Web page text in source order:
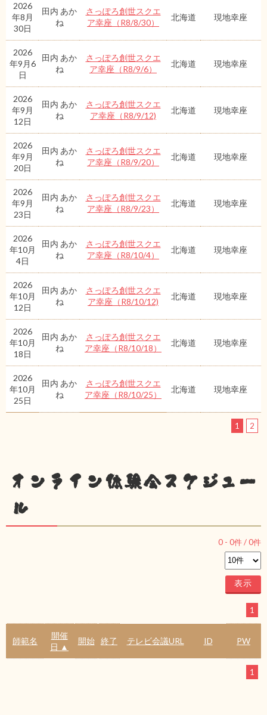
2026
年8月
30日
田内 あか
ね
さっぽろ創世スクエ
ア幸座（R8/8/30）
北海道 現地幸座
2026
年9月6
日
田内 あか
ね
さっぽろ創世スクエ
ア幸座（R8/9/6）
北海道 現地幸座
2026
年9月
12日
田内 あか
ね
さっぽろ創世スクエ
ア幸座（R8/9/12)
北海道 現地幸座
2026
年9月
20日
田内 あか
ね
さっぽろ創世スクエ
ア幸座（R8/9/20）
北海道 現地幸座
2026
年9月
23日
田内 あか
ね
さっぽろ創世スクエ
ア幸座（R8/9/23）
北海道 現地幸座
2026
年10月
4日
田内 あか
ね
さっぽろ創世スクエ
ア幸座（R8/10/4）
北海道 現地幸座
2026
年10月
12日
田内 あか
ね
さっぽろ創世スクエ
ア幸座（R8/10/12)
北海道 現地幸座
2026
年10月
18日
田内 あか
ね
さっぽろ創世スクエ
ア幸座（R8/10/18）
北海道 現地幸座
2026
年10月
25日
田内 あか
ね
さっぽろ創世スクエ
ア幸座（R8/10/25）
北海道 現地幸座
1 2
オンライン体験会スケジュー
ル
0 - 0件 /0件
1
師範名
開催
日 ▲
開始 終了 テレビ会議URL ID PW
1